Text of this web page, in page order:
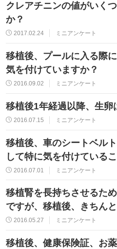
クレアチニンの値がいく
か？
2017.02.24 ミニアンケート
移植後、プールに入る際
気を付けていますか？
2016.09.02 ミニアンケート
移植後1年経過以降、生卵
2016.07.15 ミニアンケート
移植後、車のシートベル
して特に気を付けている
2016.07.01 ミニアンケート
移植腎を長持ちさせるた
ですが、移植後、きちん
2016.05.27 ミニアンケート
移植後、健康保険証、お